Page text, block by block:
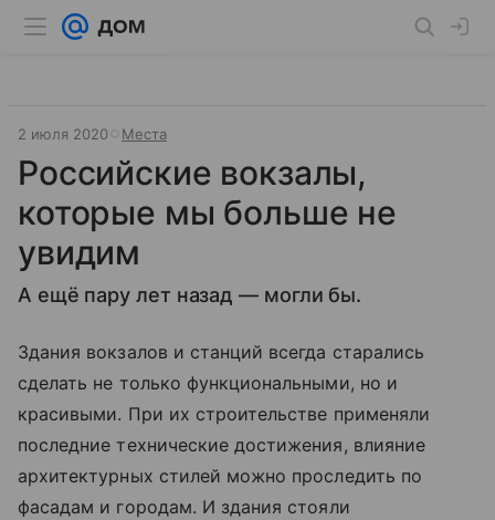
2 июля 2020 Места
Российские вокзалы,
которые мы больше не
увидим
А ещё пару лет назад — могли бы.
Здания вокзалов и станций всегда старались
сделать не только функциональными, но и
красивыми. При их строительстве применяли
последние технические достижения, влияние
архитектурных стилей можно проследить по
фасадам и городам. И здания стояли